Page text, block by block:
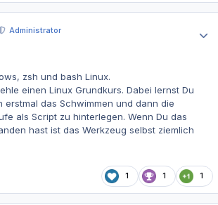
Administrator
zsh und bash Linux.
einen Linux Grundkurs. Dabei lernst Du
erstmal das Schwimmen und dann die
als Script zu hinterlegen. Wenn Du das
hast ist das Werkzeug selbst ziemlich
1 1 1